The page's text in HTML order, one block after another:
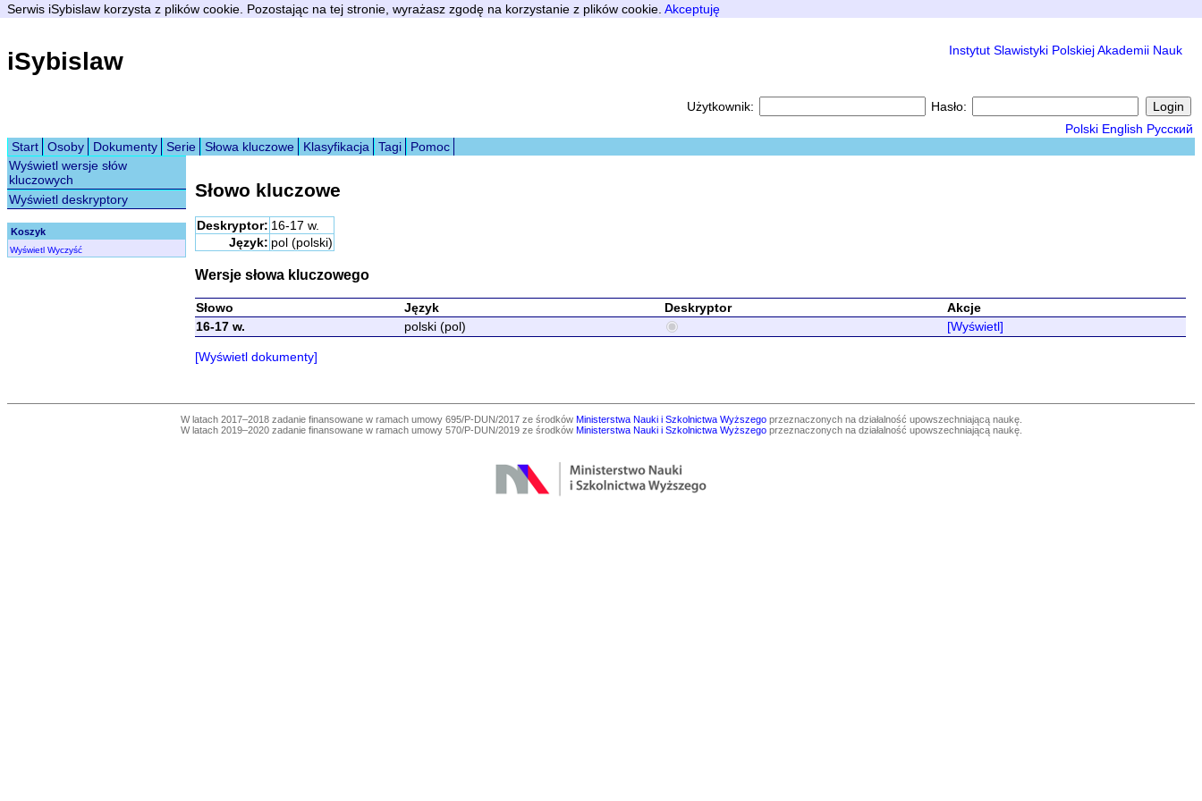
Serwis iSybislaw korzysta z plików cookie. Pozostając na tej stronie, wyrażasz zgodę na korzystanie z plików cookie. Akceptuję
iSybislaw Instytut Slawistyki Polskiej Akademii Nauk
Użytkownik:
Hasło:
Polski English Русский
Start
Osoby Dokumenty Serie Słowa kluczowe Klasyfikacja Tagi
Pomoc
Wyświetl wersje słów
kluczowych
Wyświetl deskryptory
Koszyk
Wyświetl Wyczyść
Słowo kluczowe
Deskryptor: 16-17 w.
Język: pol (polski)
Wersje słowa kluczowego
Słowo Język Deskryptor
Akcje
16-17 w.
polski (pol) [Wyświetl]
[Wyświetl dokumenty]
W latach 2017–2018 zadanie finansowane w ramach umowy 695/P-DUN/2017 ze środków Ministerstwa Nauki i Szkolnictwa Wyższegoprzeznaczonych na działalność upowszechniającą naukę.
W latach 2019–2020 zadanie finansowane w ramach umowy 570/P-DUN/2019 ze środków Ministerstwa Nauki i Szkolnictwa Wyższegoprzeznaczonych na działalność upowszechniającą naukę.